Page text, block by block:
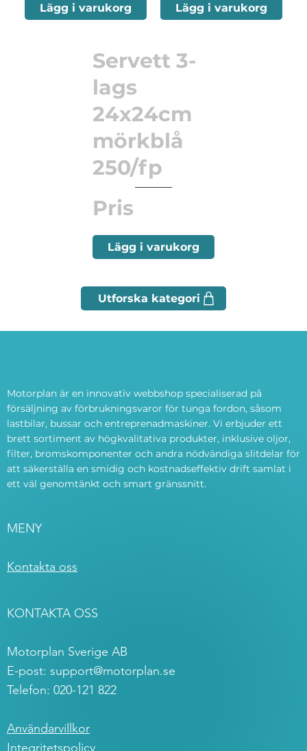
Lägg i varukorg Lägg i varukorg
Servett 3-
lags
24x24cm
mörkblå
250/fp
Pris
Lägg i varukorg
Motorplan är en innovativ webbshop specialiserad på
försäljning av förbrukningsvaror för tunga fordon, såsom
lastbilar, bussar och entreprenadmaskiner. Vi erbjuder ett
brett sortiment av högkvalitativa produkter, inklusive oljor,
filter, bromskomponenter och andra nödvändiga slitdelar för
att säkerställa en smidig och kostnadseffektiv drift samlat i
ett väl genomtänkt och smart gränssnitt.
MENY
Kontakta oss
KONTAKTA OSS
Motorplan Sverige AB
E-post: support@motorplan.se
Telefon: 020-121 822
Användarvillkor
Integritetspolicy